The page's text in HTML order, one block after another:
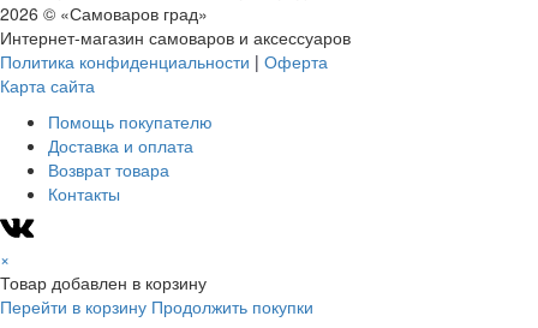
2026 © «Самоваров град»
Интернет-магазин самоваров и аксессуаров
Политика конфиденциальности | Оферта
Карта сайта
Помощь покупателю
Доставка и оплата
Возврат товара
Контакты
×
Товар добавлен в корзину
Перейти в корзину Продолжить покупки